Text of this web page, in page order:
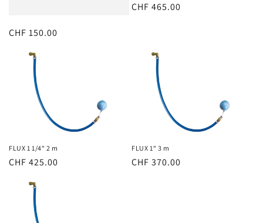
Normaler
CHF 150.00
Normaler
CHF 465.00
FLUX 1 1/4“ 2 m
Normaler
CHF 425.00
FLUX 1“ 3 m
Normaler
CHF 370.00